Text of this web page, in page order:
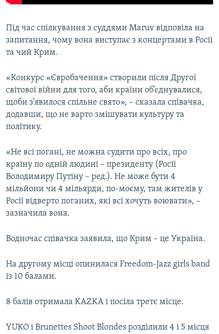
Під час спілкування з суддями Maruv відповіла на
запитання, чому вона виступає з концертами в Росії
та чий Крим.
«Конкурс «Євробачення» створили після Другої
світової війни для того, аби країни об’єднувалися,
щоби з’явилося спільне свято», – сказала співачка,
додавши, що не варто змішувати культуру та
політику.
«Не всі погані, не можна судити про всіх, про
країну по одній людині – президенту (Росії
Володимиру Путіну – ред.). Не може бути 4
мільйони чи 4 мільярди, по-моєму, там жителів у
Росії відверто поганих, які всі хочуть воювати», –
зазначила вона.
Водночас співачка заявила, що Крим – це Україна.
На другому місці опинилася Freedom-Jazz girls band
із 10 балами.
8 балів отримала KAZKA і посіла третє місце.
YUKO і Brunettes Shoot Blondes розділили 4 і 5 місця